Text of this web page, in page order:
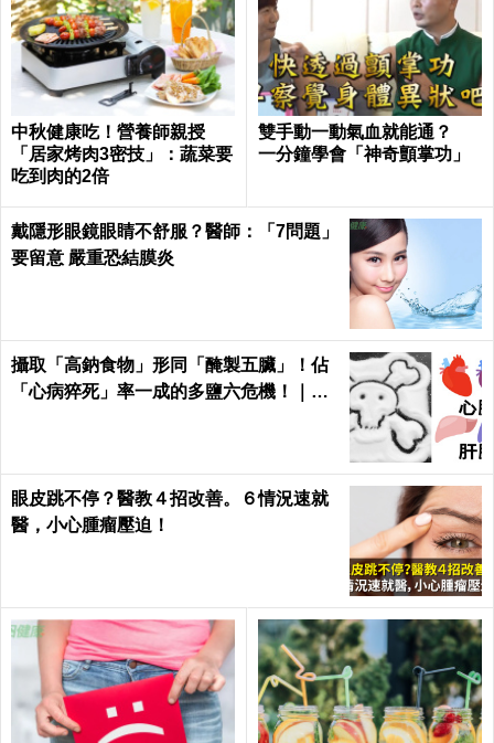
中秋健康吃！營養師親授
「居家烤肉3密技」：蔬菜要
吃到肉的2倍
雙手動一動氣血就能通？
一分鐘學會「神奇顫掌功」
戴隱形眼鏡眼睛不舒服？醫師：「7問題」
要留意 嚴重恐結膜炎
攝取「高鈉食物」形同「醃製五臟」！佔
「心病猝死」率一成的多鹽六危機！｜每
眼皮跳不停？醫教４招改善。６情況速就
醫，小心腫瘤壓迫！